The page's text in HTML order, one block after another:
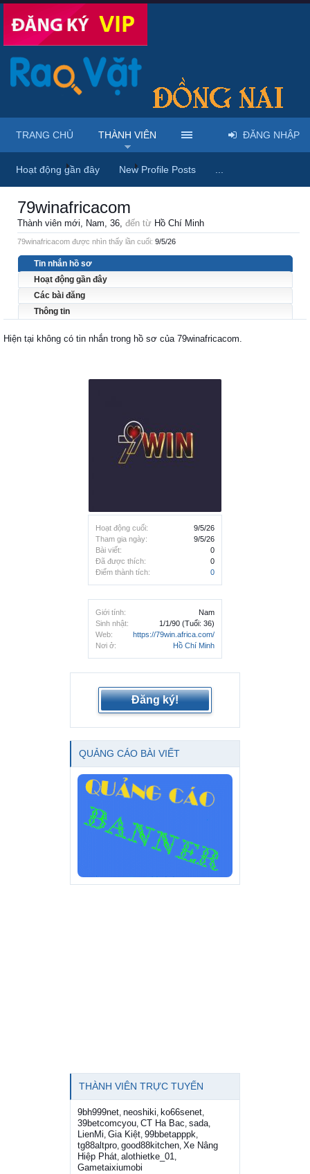
Trang chủ Thành viên 79winafricacom
Hoạt động cuối:
9/5/26
Tham gia ngày:
9/5/26
Bài viết:
0
Đã được thích:
0
Điểm thành tích:
0
Giới tính:
Nam
Sinh nhật:
1/1/90 (Tuổi: 36)
Web:
https://79win.africa.com/
Nơi ở:
Hồ Chí Minh
79winafricacom
Thành viên mới, Nam, 36, đến từ Hồ Chí Minh
79winafricacom được nhìn thấy lần cuối: 9/5/26
Tin nhắn hồ sơ
Hoạt động gần đây
Các bài đăng
Thông tin
Hiện tại không có tin nhắn trong hồ sơ của 79winafricacom.
Đăng ký!
QUẢNG CÁO BÀI VIẾT
THÀNH VIÊN TRỰC TUYẾN
9bh999net, neoshiki, ko66senet,
39betcomcyou, CT Ha Bac, sada,
LienMi, Gia Kiệt, 99bbetapppk,
tg88altpro, good88kitchen, Xe Nâng
Hiệp Phát, alothietke_01,
Gametaixiumobi
TRANG CHỦ THÀNH VIÊN
Hoạt động gần đây New Profile Posts
ĐĂNG NHẬP